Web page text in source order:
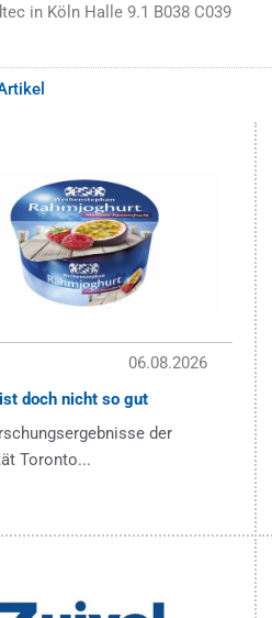
in Köln Halle 9.1 B038 C039
06.08.2026
doch nicht so gut
der
Toronto...